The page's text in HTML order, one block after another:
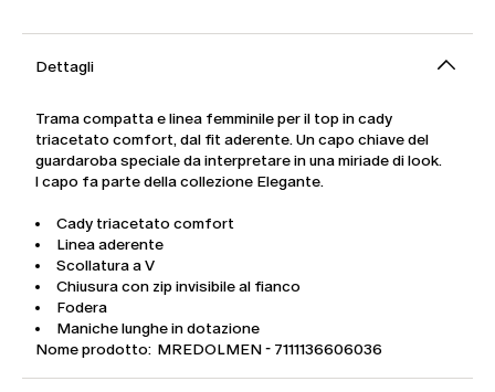
Dettagli
Trama compatta e linea femminile per il top in cady
triacetato comfort, dal fit aderente. Un capo chiave del
guardaroba speciale da interpretare in una miriade di look.
l capo fa parte della collezione Elegante.
Cady triacetato comfort
Linea aderente
Scollatura a V
Chiusura con zip invisibile al fianco
Fodera
Maniche lunghe in dotazione
Nome prodotto: MREDOLMEN - 7111136606036